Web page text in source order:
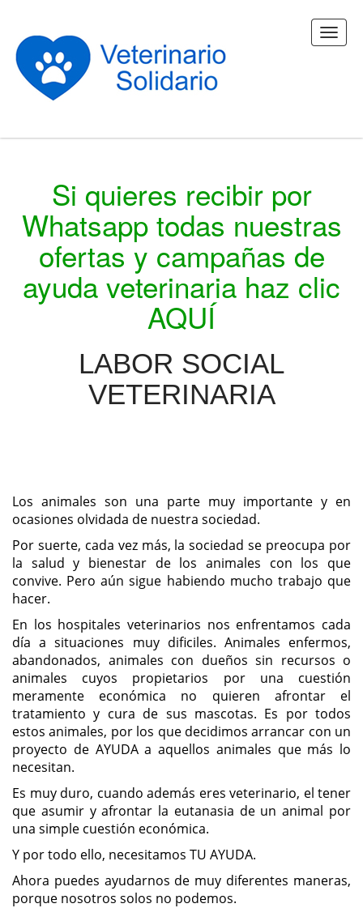
Si quieres recibir por
Whatsapp todas nuestras
ofertas y campañas de
ayuda veterinaria haz clic
AQUÍ
LABOR SOCIAL
VETERINARIA
Los animales son una parte muy importante y en
ocasiones olvidada de nuestra sociedad.
Por suerte, cada vez más, la sociedad se preocupa por
la salud y bienestar de los animales con los que
convive. Pero aún sigue habiendo mucho trabajo que
hacer.
En los hospitales veterinarios nos enfrentamos cada
día a situaciones muy dificiles. Animales enfermos,
abandonados, animales con dueños sin recursos o
animales cuyos propietarios por una cuestión
meramente económica no quieren afrontar el
tratamiento y cura de sus mascotas. Es por todos
estos animales, por los que decidimos arrancar con un
proyecto de AYUDA a aquellos animales que más lo
necesitan.
Es muy duro, cuando además eres veterinario, el tener
que asumir y afrontar la eutanasia de un animal por
una simple cuestión económica.
Y por todo ello, necesitamos TU AYUDA.
Ahora puedes ayudarnos de muy diferentes maneras,
porque nosotros solos no podemos.